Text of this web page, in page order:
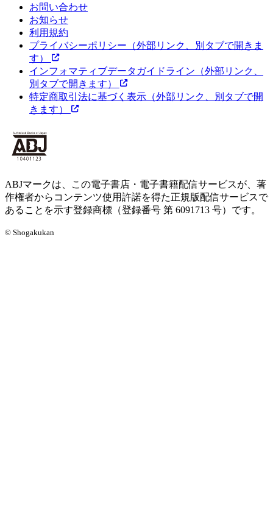
お問い合わせ
お知らせ
利用規約
プライバシーポリシー （外部リンク、別タブで開きま
す）
インフォマティブデータガイドライン （外部リンク、
別タブで開きます）
特定商取引法に基づく表示 （外部リンク、別タブで開
きます）
ABJマークは、この電子書店・電子書籍配信サービスが、著
作権者からコンテンツ使用許諾を得た正規版配信サービスで
あることを示す登録商標（登録番号 第 6091713 号）です。
© Shogakukan